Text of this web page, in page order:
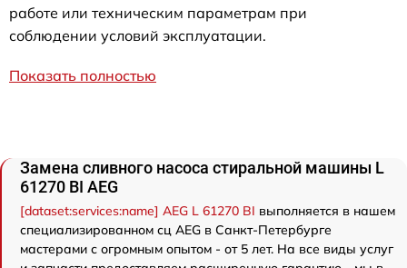
работе или техническим параметрам при
соблюдении условий эксплуатации.
Показать полностью
Замена сливного насоса стиральной машины L
61270 BI AEG
[dataset:services:name] AEG L 61270 BI выполняется в нашем
специализированном сц AEG в Санкт-Петербурге
мастерами с огромным опытом - от 5 лет. На все виды услуг